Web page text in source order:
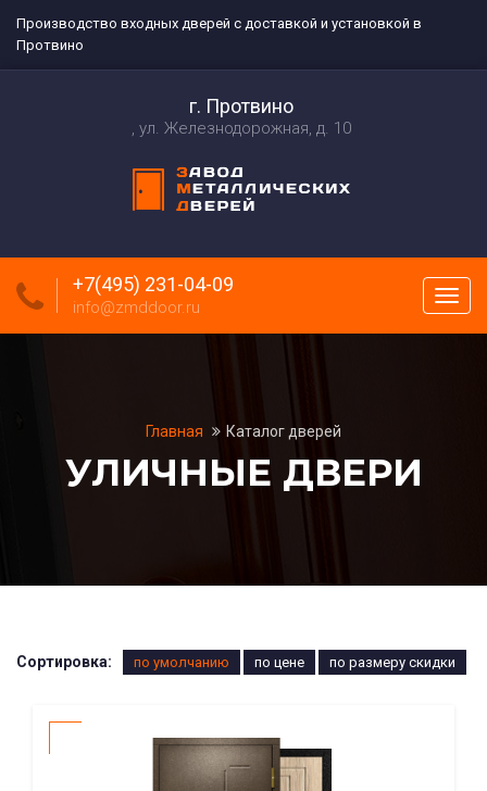
Производство входных дверей с доставкой и установкой в
Протвино
г. Протвино
ул. Железнодорожная, д. 10
меню
+7(495) 231-04-09
info@zmddoor.ru
Главная Каталог дверей
УЛИЧНЫЕ ДВЕРИ
Сортировка: по умолчанию по цене по размеру скидки